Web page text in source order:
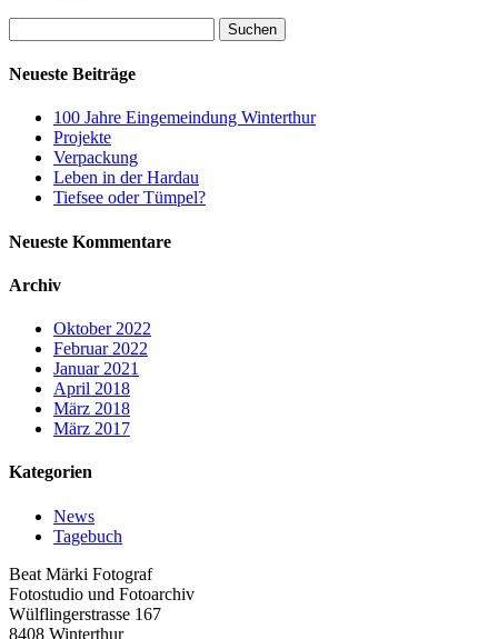
nach:
Neueste Beiträge
100 Jahre Eingemeindung Winterthur
Projekte
Verpackung
Leben in der Hardau
Tiefsee oder Tümpel?
Neueste Kommentare
Archiv
Oktober 2022
Februar 2022
Januar 2021
April 2018
März 2018
März 2017
Kategorien
News
Tagebuch
Beat Märki Fotograf
Fotostudio und Fotoarchiv
Wülflingerstrasse 167
8408 Winterthur